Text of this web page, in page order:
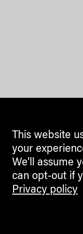
This website
your
We'll assume
can opt-out if
Privacy policy